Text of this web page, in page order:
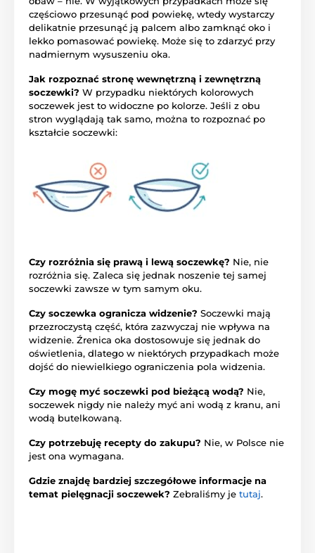
częściowo przesunąć pod powiekę, wtedy wystarczy
delikatnie przesunąć ją palcem albo zamknąć oko i
lekko pomasować powiekę. Może się to zdarzyć przy
nadmiernym wysuszeniu oka.
Jak rozpoznać stronę wewnętrzną i zewnętrzną
soczewki? W przypadku niektórych kolorowych
soczewek jest to widoczne po kolorze. Jeśli z obu
stron wyglądają tak samo, można to rozpoznać po
kształcie soczewki:
Czy rozróżnia się prawą i lewą soczewkę? Nie, nie
rozróżnia się. Zaleca się jednak noszenie tej samej
soczewki zawsze w tym samym oku.
Czy soczewka ogranicza widzenie? Soczewki mają
przezroczystą część, która zazwyczaj nie wpływa na
widzenie. Źrenica oka dostosowuje się jednak do
oświetlenia, dlatego w niektórych przypadkach może
dojść do niewielkiego ograniczenia pola widzenia.
Czy mogę myć soczewki pod bieżącą wodą? Nie,
soczewek nigdy nie należy myć ani wodą z kranu, ani
wodą butelkowaną.
Czy potrzebuję recepty do zakupu? Nie, w Polsce nie
jest ona wymagana.
Gdzie znajdę bardziej szczegółowe informacje na
temat pielęgnacji soczewek? Zebraliśmy je tutaj.